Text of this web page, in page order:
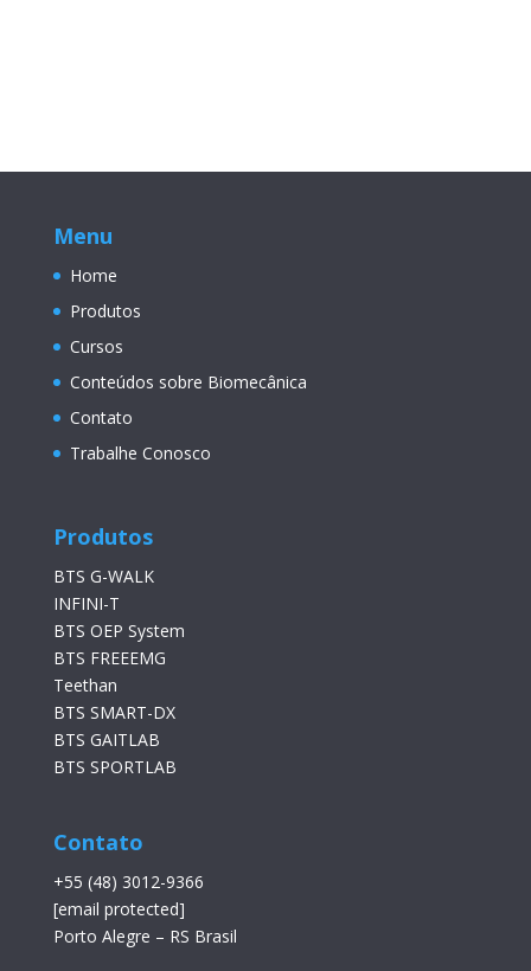
Menu
Home
Produtos
Cursos
Conteúdos sobre Biomecânica
Contato
Trabalhe Conosco
Produtos
BTS G-WALK
INFINI-T
BTS OEP System
BTS FREEEMG
Teethan
BTS SMART-DX
BTS GAITLAB
BTS SPORTLAB
Contato
+55 (48) 3012-9366
[email protected]
Porto Alegre – RS Brasil